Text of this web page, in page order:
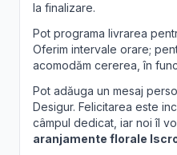
la finalizare.
Pot programa livrarea
Oferim intervale orare;
acomodăm cererea, în
Pot adăuga un mesaj
Desigur. Felicitarea este
câmpul dedicat, iar noi îl
aranjamente florale